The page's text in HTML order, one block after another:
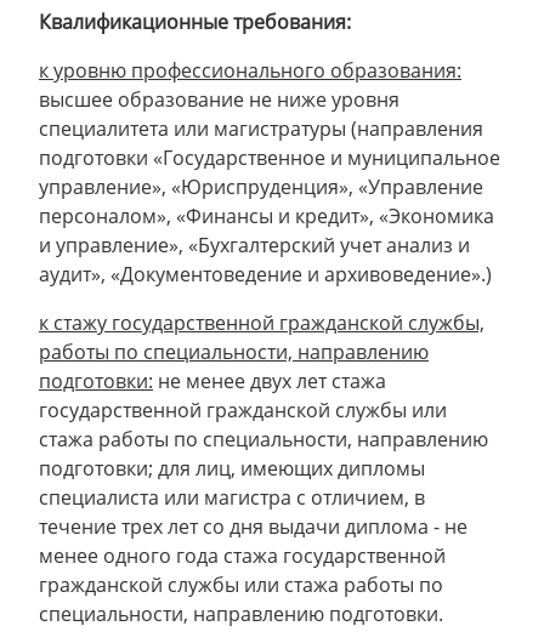
Квалификационные требования:
к уровню профессионального образования:
высшее образование не ниже уровня
специалитета или магистратуры (направления
подготовки «Государственное и муниципальное
управление», «Юриспруденция», «Управление
персоналом», «Финансы и кредит», «Экономика
и управление», «Бухгалтерский учет анализ и
аудит», «Документоведение и архивоведение».)
к стажу государственной гражданской службы,
работы по специальности, направлению
подготовки: не менее двух лет стажа
государственной гражданской службы или
стажа работы по специальности, направлению
подготовки; для лиц, имеющих дипломы
специалиста или магистра с отличием, в
течение трех лет со дня выдачи диплома - не
менее одного года стажа государственной
гражданской службы или стажа работы по
специальности, направлению подготовки.